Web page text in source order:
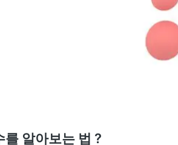
를 알아보는 법 ?